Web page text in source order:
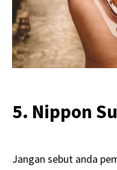
5. Nippon
Jangan sebut anda